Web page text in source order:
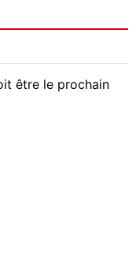
être le prochain